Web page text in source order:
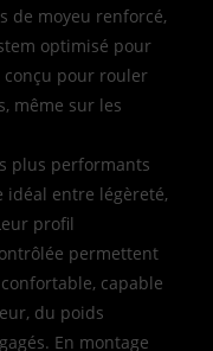
de moyeu renforcé,
optimisé pour
conçu pour rouler
même sur les
plus performants
entre légèreté,
profil
permettent
capable
du poids
En montage